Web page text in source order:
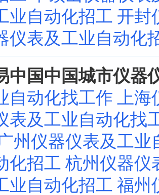
业自动化招工 开封
仪表及工业自动化
中国中国城市仪器
自动化找工作 上
表及工业自动化找
州仪器仪表及工业
化招工 杭州仪器仪
业自动化招工 福州